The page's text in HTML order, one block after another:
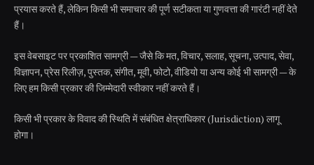
प्रयास करते हैं, लेकिन किसी भी समाचार की पूर्ण सटीकता या गुणवत्ता की गारंटी नहीं देते
हैं।
इस वेबसाइट पर प्रकाशित सामग्री — जैसे कि मत, विचार, सलाह, सूचना, उत्पाद, सेवा,
विज्ञापन, प्रेस रिलीज़, पुस्तक, संगीत, मूवी, फोटो, वीडियो या अन्य कोई भी सामग्री — के
लिए हम किसी प्रकार की जिम्मेदारी स्वीकार नहीं करते हैं।
किसी भी प्रकार के विवाद की स्थिति में संबंधित क्षेत्राधिकार (Jurisdiction) लागू
होगा।